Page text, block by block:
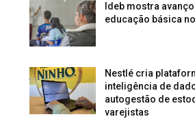
Ideb mostra
educação básica
Nestlé cria
inteligência de
autogestão de
varejistas